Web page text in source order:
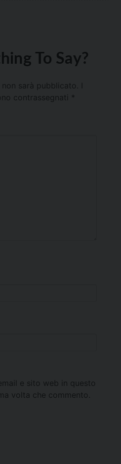
To Say?
sarà pubblicato.
contrassegnati *
e sito web in questo
volta che commento.